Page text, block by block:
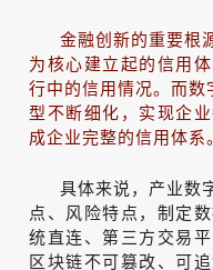
金融创新的重要根
为核心建立起的信用
行中的信用情况。而数
型不断细化，实现企
成企业完整的信用体系。
具体来说，产业数
点、风险特点，制定
统直连、第三方交易
区块链不可篡改、可